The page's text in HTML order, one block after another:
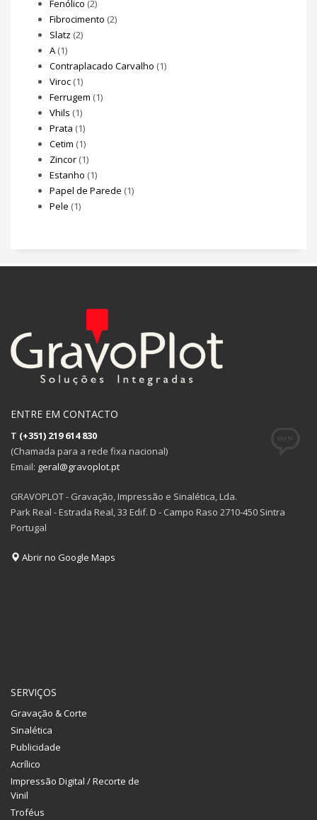
Fenólico (2)
Fibrocimento (2)
Slatz (2)
A (1)
Contraplacado Carvalho (1)
Viroc (1)
Ferrugem (1)
Vhils (1)
Prata (1)
Cetim (1)
Zincor (1)
Estanho (1)
Papel de Parede (1)
Pele (1)
ENTRE EM CONTACTO
T (+351) 219 614 830
(Chamada para a rede fixa nacional)
Email: geral@gravoplot.pt
GRAVOPLOT - Gravação, Impressão e Sinalética, Lda.
Park Real - Estrada Real, 33 Edif. D - Campo Raso 2710-450 Sintra
Portugal
Abrir no Google Maps
SERVIÇOS
Gravação & Corte
Sinalética
Publicidade
Acrílico
Impressão Digital / Recorte de
Vinil
Troféus